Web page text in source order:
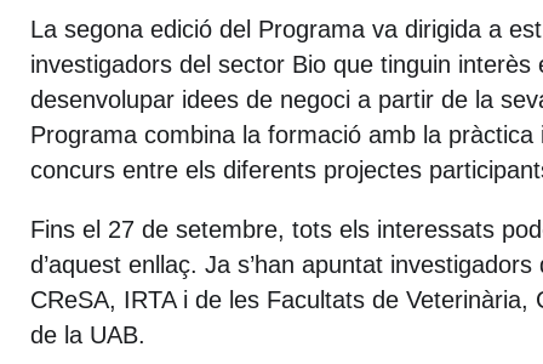
La segona edició del Programa va dirigida a
investigadors del sector Bio que tinguin interès
desenvolupar idees de negoci a partir de la
Programa combina la formació amb la pràctica
concurs entre els diferents projectes
Fins el 27 de setembre, tots els interessats
d’aquest enllaç. Ja s’han apuntat investigadors
CReSA, IRTA i de les Facultats de Veterinària,
de la UAB.